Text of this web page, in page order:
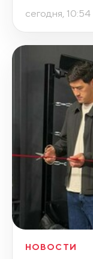
сегодня, 10:54
НОВОСТИ